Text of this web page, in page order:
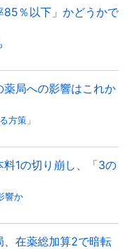
85％以下」かどうかで
薬局への影響はこれか
方策」
料1の切り崩し、「3の
響か
、在薬総加算2で暗転